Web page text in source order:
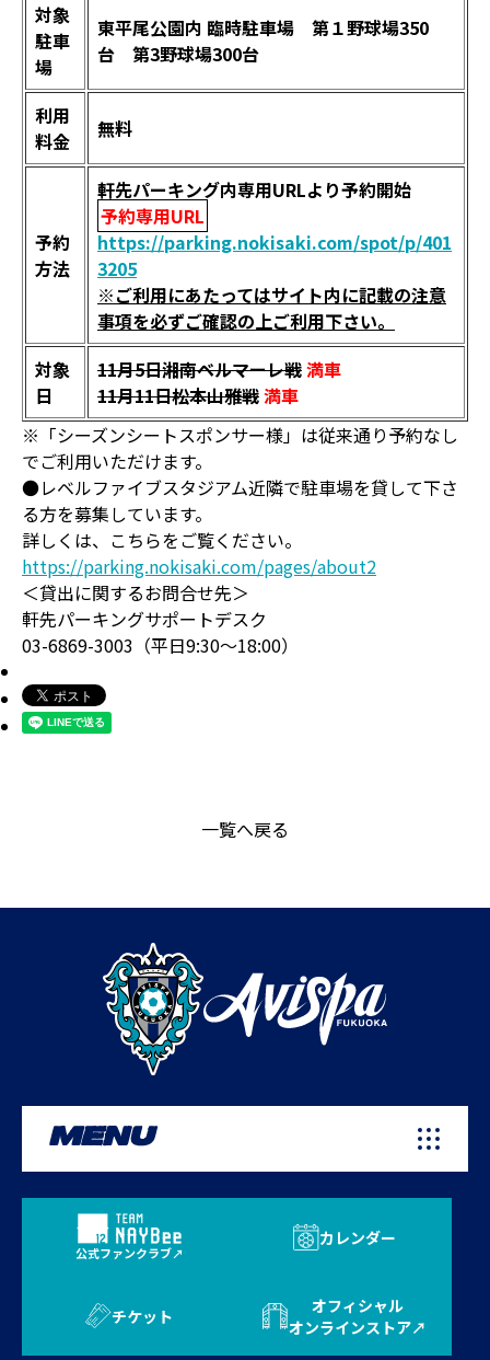
対象
駐車
場
東平尾公園内 臨時駐車場 第１野球場350
台 第3野球場300台
利用
料金
無料
予約
方法
軒先パーキング内専用URLより予約開始
予約専用URL
https://parking.nokisaki.com/spot/p/401
3205
※ご利用にあたってはサイト内に記載の注意
事項を必ずご確認の上ご利用下さい。
対象
日
11月5日湘南ベルマーレ戦満車
11月11日松本山雅戦満車
※「シーズンシートスポンサー様」は従来通り予約なし
でご利用いただけます。
●レベルファイブスタジアム近隣で駐車場を貸して下さ
る方を募集しています。
詳しくは、こちらをご覧ください。
https://parking.nokisaki.com/pages/about2
＜貸出に関するお問合せ先＞
軒先パーキングサポートデスク
03-6869-3003（平日9:30～18:00）
一覧へ戻る
MENU
公式ファンクラブ
カレンダー
チケット
オフィシャル
オンラインストア